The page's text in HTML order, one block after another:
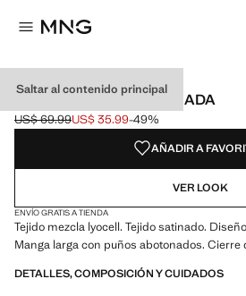
Saltar al contenido principal
CAMISA LYOCELL SATINADA
Precio inicial tachado [US$ 69.99 ]
US$ 69.99
Precio actual [US$ 35.99 ]
US$ 35.99-49%
Selecciona un color
Color AzulColor Verde seleccionado
AÑADIR A
VER LOOK
ENVÍO GRATIS A TIENDA
Tejido mezcla lyocell. Tejido satinado.
Manga larga con puños abotonados.
DETALLES, COMPOSICIÓN Y CUIDADOS